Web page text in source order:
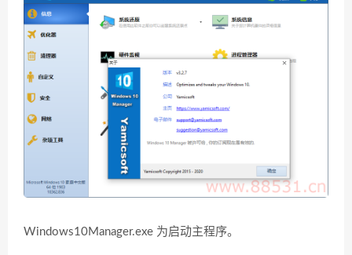
Windows10Manager.exe 为启动主程序。